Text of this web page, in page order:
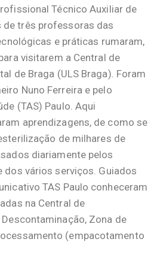
Técnico Auxiliar de
de três professoras das
e práticas rumaram,
visitarem a Central de
de Braga (ULS Braga). Foram
Nuno Ferreira e pelo
(TAS) Paulo. Aqui
aprendizagens, de como se
de milhares de
diariamente pelos
dos vários serviços. Guiados
TAS Paulo conheceram
na Central de
Zona de
(empacotamento